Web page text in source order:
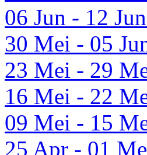
06 Jun - 12
30 Mei - 05
23 Mei - 29
16 Mei - 22
09 Mei - 15
25 Apr - 01